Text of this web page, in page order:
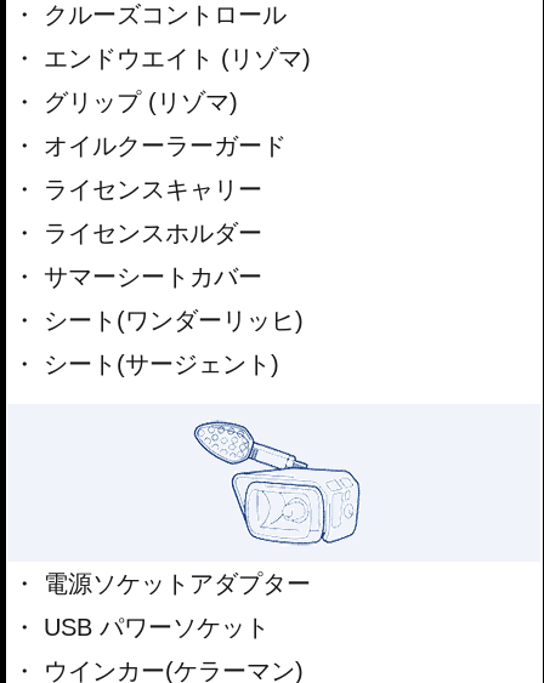
クルーズコントロール
エンドウエイト (リゾマ)
グリップ (リゾマ)
オイルクーラーガード
ライセンスキャリー
ライセンスホルダー
サマーシートカバー
シート(ワンダーリッヒ)
シート(サージェント)
電源ソケットアダプター
USB パワーソケット
ウインカー(ケラーマン)